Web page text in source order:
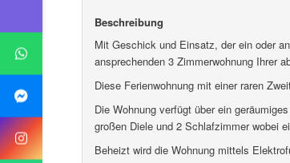
Beschreibung
Mit Geschick und Einsatz, der ein oder
ansprechenden 3 Zimmerwohnung Ihrer
Diese Ferienwohnung mit einer raren
Die Wohnung verfügt über ein
großen Diele und 2 Schlafzimmer wobei
Beheizt wird die Wohnung mittels